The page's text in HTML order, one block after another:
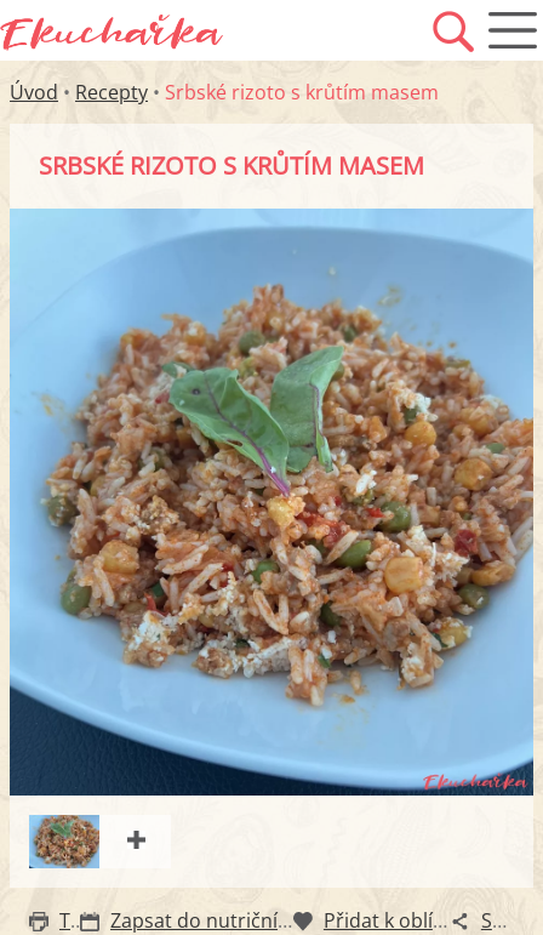
Úvod • Recepty • Srbské rizoto s krůtím masem
SRBSKÉ RIZOTO S KRŮTÍM MASEM
Tisk Zapsat do nutričního diáře Přidat k oblíbeným Sdílet